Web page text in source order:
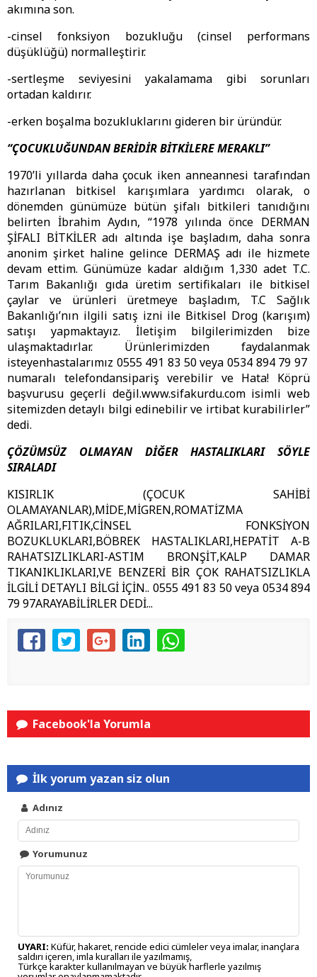
akımına son.
-cinsel fonksiyon bozukluğu (cinsel performans
düşüklüğü) normalleştirir.
-sertleşme seviyesini yakalamama gibi sorunları
ortadan kaldırır.
-erken boşalma bozukluklarını gideren bir üründür.
“ÇOCUKLUĞUNDAN BERİDİR BİTKİLERE MERAKLI”
1970’li yıllarda daha çocuk iken anneannesi tarafından
hazırlanan bitkisel karışımlara yardımcı olarak, o
dönemden günümüze bütün şifalı bitkileri tanıdığını
belirten İbrahim Aydın, “1978 yılında önce DERMAN
ŞİFALI BİTKİLER adı altında işe başladım, daha sonra
anonim şirket haline gelince DERMAŞ adı ile hizmete
devam ettim. Günümüze kadar aldığım 1,330 adet T.C.
Tarım Bakanlığı gıda üretim sertifikaları ile bitkisel
çaylar ve ürünleri üretmeye başladım, T.C Sağlık
Bakanlığı’nın ilgili satış izni ile Bitkisel Drog (karışım)
satışı yapmaktayız. İletişim bilgilerimizden bize
ulaşmaktadırlar. Ürünlerimizden faydalanmak
isteyenhastalarımız 0555 491 83 50 veya 0534 894 79 97
numaralı telefondansipariş verebilir ve Hata! Köprü
başvurusu geçerli değil.www.sifakurdu.com isimli web
sitemizden detaylı bilgi edinebilir ve irtibat kurabilirler”
dedi.
ÇÖZÜMSÜZ OLMAYAN DİĞER HASTALIKLARI SÖYLE
SIRALADI
KISIRLIK (ÇOCUK SAHİBİ
OLAMAYANLAR),MİDE,MİGREN,ROMATİZMA
AĞRILARI,FITIK,CİNSEL FONKSİYON
BOZUKLUKLARI,BÖBREK HASTALIKLARI,HEPATİT A-B
RAHATSIZLIKLARI-ASTIM BRONŞİT,KALP DAMAR
TIKANIKLIKLARI,VE BENZERİ BİR ÇOK RAHATSIZLIKLA
İLGİLİ DETAYLI BİLGİ İÇİN.. 0555 491 83 50 veya 0534 894
79 97ARAYABİLİRLER DEDİ...
Facebook'la Yorumla
İlk yorum yazan siz olun
Adınız
Yorumunuz
UYARI: Küfür, hakaret, rencide edici cümleler veya imalar, inançlara
saldırı içeren, imla kuralları ile yazılmamış,
Türkçe karakter kullanılmayan ve büyük harflerle yazılmış